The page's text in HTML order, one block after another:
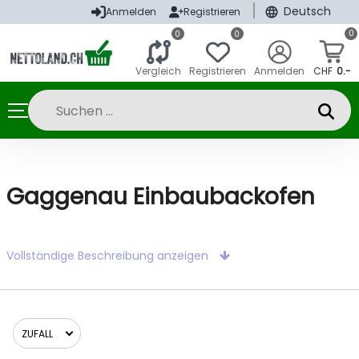
Anmelden Registrieren Deutsch
0
Vergleich
0
Registrieren Anmelden
0
CHF 0.-
Gaggenau Einbaubackofen
Vollständige Beschreibung anzeigen
ZUFALL